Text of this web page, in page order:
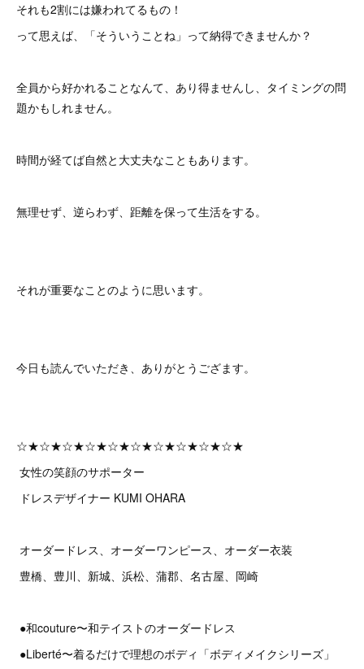
それも2割には嫌われてるもの！
って思えば、「そういうことね」って納得できませんか？
全員から好かれることなんて、あり得ませんし、タイミングの問
題かもしれません。
時間が経てば自然と大丈夫なこともあります。
無理せず、逆らわず、距離を保って生活をする。
それが重要なことのように思います。
今日も読んでいただき、ありがとうござます。
☆★☆★☆★☆★☆★☆★☆★☆★☆★☆★
女性の笑顔のサポーター
ドレスデザイナー KUMI OHARA
オーダードレス、オーダーワンピース、オーダー衣装
豊橋、豊川、新城、浜松、蒲郡、名古屋、岡崎
●和couture〜和テイストのオーダードレス
●Liberté〜着るだけで理想のボディ「ボディメイクシリーズ」